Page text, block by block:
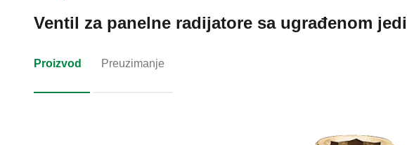
Ventil za panelne radijatore sa ugrađenom
Proizvod Preuzimanje